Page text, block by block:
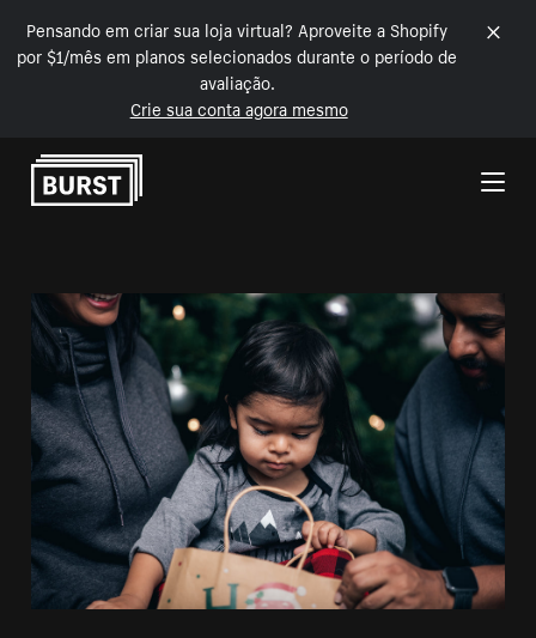
Pensando em criar sua loja virtual? Aproveite a Shopify
por $1/mês em planos selecionados durante o período de
avaliação.
Crie sua conta agora mesmo
Pular para o conteúdo